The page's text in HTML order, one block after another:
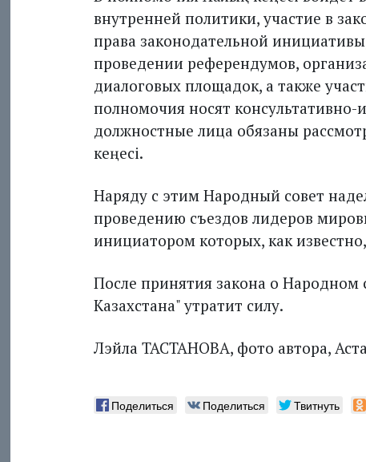
внутренней политики, участие в
права законодательной
проведении референдумов,
диалоговых площадок, а также
полномочия носят
должностные лица обязаны
кеңесі.
Наряду с этим Народный совет
проведению съездов лидеров
инициатором которых, как
После принятия закона о Народном
Казахстана" утратит силу.
Лэйла ТАСТАНОВА, фото автора,
Поделиться Поделиться Твитнуть